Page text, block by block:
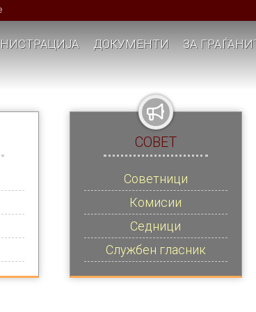
ДОКУМЕНТИ ЗА
СОВЕТ
Советници
Комисии
Седници
Службен гласник